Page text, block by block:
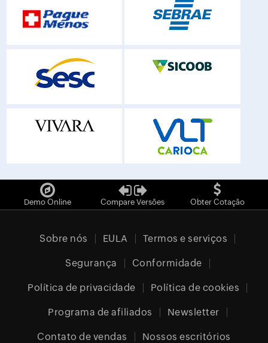
Demo Online Compare Versões Obter Cotação
Sobre nós EULA Termos e serviços
Segurança Conformidade
Política de privacidade Política de cookies
Programa de afiliados Newsletter
Contato de vendas Nossos escritórios